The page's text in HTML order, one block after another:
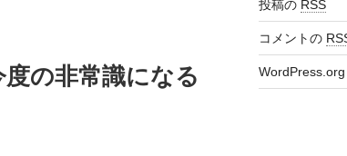
の非常識になる
投稿の RSS
コメントの
WordPress.org